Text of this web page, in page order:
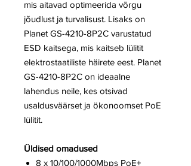
mis aitavad optimeerida võrgu
jõudlust ja turvalisust. Lisaks on
Planet GS-4210-8P2C varustatud
ESD kaitsega, mis kaitseb lülitit
elektrostaatiliste häirete eest. Planet
GS-4210-8P2C on ideaalne
lahendus neile, kes otsivad
usaldusväärset ja ökonoomset PoE
lülitit.
Üldised omadused
8 x 10/100/1000Mbps PoE+